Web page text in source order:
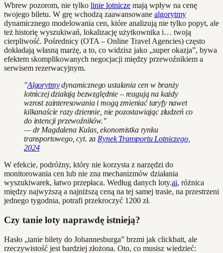
Wbrew pozorom, nie tylko linie lotnicze mają wpływ na cenę
twojego biletu. W grę wchodzą zaawansowane algorytmy
dynamicznego modelowania cen, które analizują nie tylko popyt, ale
też historię wyszukiwań, lokalizację użytkownika i… twoją
cierpliwość. Pośrednicy (OTA – Online Travel Agencies) często
dokładają własną marżę, a to, co widzisz jako „super okazja”, bywa
efektem skomplikowanych negocjacji między przewoźnikiem a
serwisem rezerwacyjnym.
"Algorytmydynamicznego ustalania cen w branży
lotniczej działają bezwzględnie – reagują na każdy
wzrost zainteresowania i mogą zmieniać taryfy nawet
kilkanaście razy dziennie, nie pozostawiając złudzeń co
do intencji przewoźników."
— dr Magdalena Kulas, ekonomistka rynku
transportowego, cyt. za Rynek Transportu Lotniczego,
2024
W efekcie, podróżny, który nie korzysta z narzędzi do
monitorowania cen lub nie zna mechanizmów działania
wyszukiwarek, łatwo przepłaca. Według danych loty.ai, różnica
między najwyższą a najniższą ceną na tej samej trasie, na przestrzeni
jednego tygodnia, potrafi przekroczyć 1200 zł.
Czy tanie loty naprawdę istnieją?
Hasło „tanie bilety do Johannesburga” brzmi jak clickbait, ale
rzeczywistość jest bardziej złożona. Oto, co musisz wiedzieć: